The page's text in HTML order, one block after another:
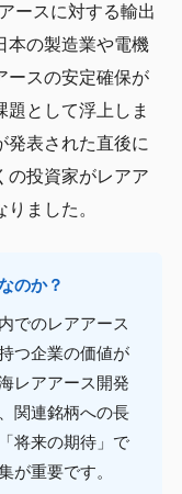
ースに対する輸出
本の製造業や電機
ースの安定確保が
題として浮上しま
発表された直後に
の投資家がレアア
ました。
のか？
でのレアアース
つ企業の価値が
レアアース開発
関連銘柄への長
将来の期待」で
が重要です。